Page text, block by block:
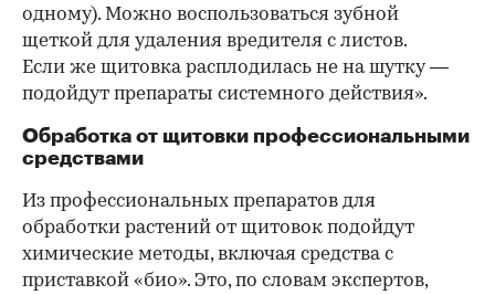
одному). Можно воспользоваться зубной
щеткой для удаления вредителя с листов.
Если же щитовка расплодилась не на шутку —
подойдут препараты системного действия».
Обработка от щитовки профессиональными
средствами
Из профессиональных препаратов для
обработки растений от щитовок подойдут
химические методы, включая средства с
приставкой «био». Это, по словам экспертов,